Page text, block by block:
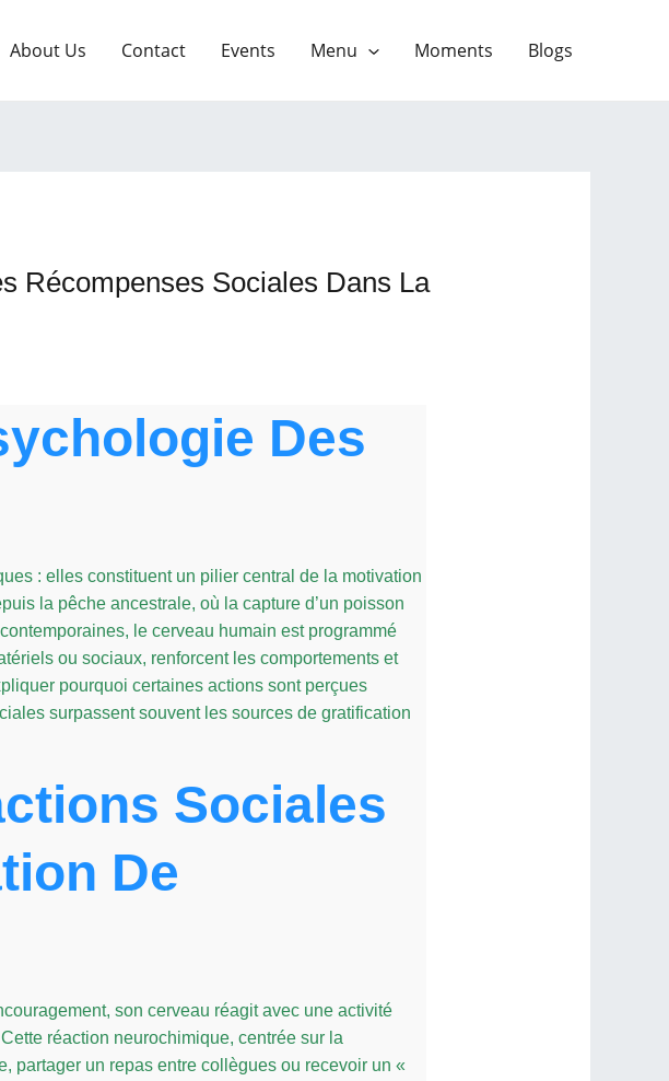
About Us Contact Events Menu Moments Blogs
Récompenses Sociales Dans La
Des
: elles constituent un pilier central de la motivation
la pêche ancestrale, où la capture d’un poisson
le cerveau humain est programmé
ou sociaux, renforcent les comportements et
pourquoi certaines actions sont perçues
surpassent souvent les sources de gratification
Sociales
De
son cerveau réagit avec une activité
réaction neurochimique, centrée sur la
partager un repas entre collègues ou recevoir un «